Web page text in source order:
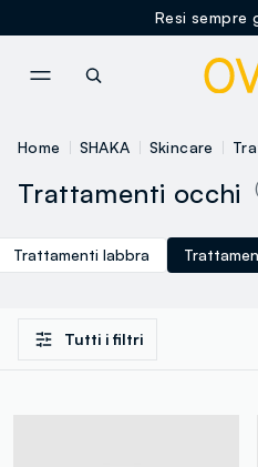
Resi sempre
Home SHAKA Skincare
Trattamenti occhi
Trattamenti labbra
Tutti i filtri